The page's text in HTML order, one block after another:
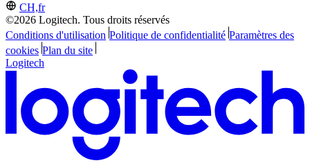
CH,fr
©2026 Logitech. Tous droits réservés
Conditions d'utilisation Politique de confidentialité Paramètres des
cookies Plan du site
Logitech